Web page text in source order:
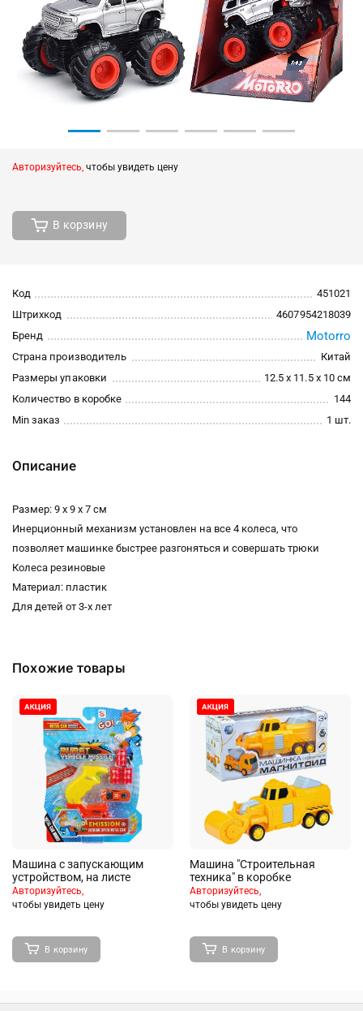
Авторизуйтесь, чтобы увидеть цену
В корзину
Код
451021
Штрихкод
4607954218039
Бренд
Motorro
Страна производитель
Китай
Размеры упаковки
12.5 x 11.5 x 10 см
Количество в коробке
144
Min заказ
1 шт.
Описание
Размер: 9 х 9 х 7 см
Инерционный механизм установлен на все 4 колеса, что
позволяет машинке быстрее разгоняться и совершать трюки
Колеса резиновые
Материал: пластик
Для детей от 3-х лет
Похожие товары
Машина с запускающим
устройством, на листе
Авторизуйтесь,
чтобы увидеть цену
В корзину
Машина "Строительная
техника" в коробке
Авторизуйтесь,
чтобы увидеть цену
В корзину